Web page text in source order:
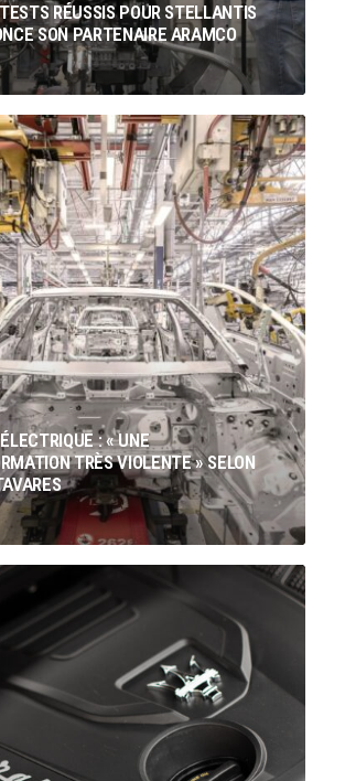
RÉUSSIS POUR STELLANTIS
SON PARTENAIRE ARAMCO
: « UNE
TRÈS VIOLENTE » SELON